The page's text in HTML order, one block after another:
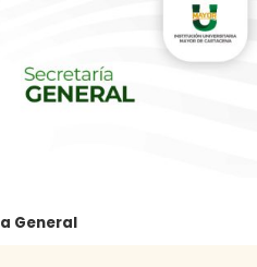
General